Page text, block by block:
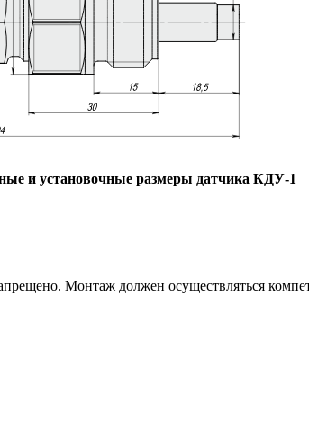
и установочные размеры датчика КДУ-1
Монтаж должен осуществляться